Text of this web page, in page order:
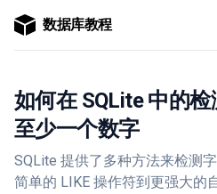
数据库教程
如何在 SQLite 中的
至少一个数字
SQLite 提供了多种方法来检测
简单的 LIKE 操作符到更强大的